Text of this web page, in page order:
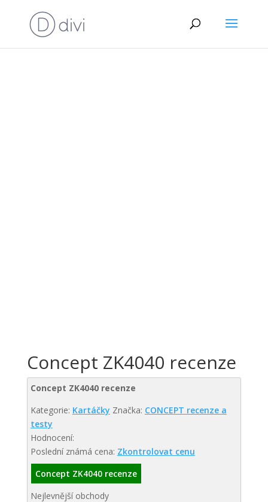
Concept ZK4040 recenze
Concept ZK4040 recenze
Kategorie: Kartáčky Značka: CONCEPT recenze a
testy
Hodnocení:
Poslední známá cena: Zkontrolovat cenu
Concept ZK4040 recenze
Nejlevnější obchody